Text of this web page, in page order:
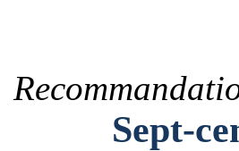
Sept-